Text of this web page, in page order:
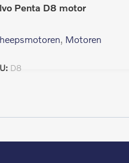
Penta D8 motor
, Motoren
D8